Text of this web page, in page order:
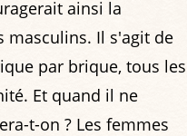
ainsi la
masculins. Il s'agit de
par brique, tous les
Et quand il ne
t-on ? Les femmes